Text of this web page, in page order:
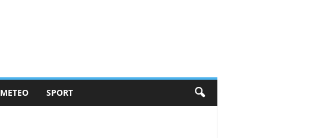
METEO SPORT